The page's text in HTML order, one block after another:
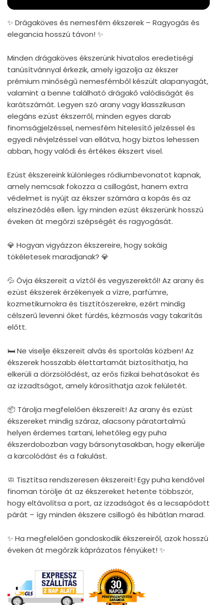
✨ Drágaköves és nemesfém ékszerek – Ragyogás és
elegancia hosszú távon! ✨
Minden drágaköves ékszerünk hivatalos eredetiségi
tanúsítvánnyal érkezik, amely igazolja az ékszer
prémium minőségű nemesfémből készült alapanyagát,
valamint a benne található drágakő valódiságát és
karátszámát. Legyen szó arany vagy klasszikusan
elegáns ezüst ékszerről, minden egyes darab
finomságjelzéssel, nemesfém hitelesítő jelzéssel és
egyedi névjelzéssel van ellátva, hogy biztos lehessen
abban, hogy valódi és értékes ékszert visel.
Ezüst ékszereink különleges ródiumbevonatot kapnak,
amely nemcsak fokozza a csillogást, hanem extra
védelmet is nyújt az ékszer számára a kopás és az
elszíneződés ellen. Így minden ezüst ékszerünk hosszú
éveken át megőrzi szépségét és ragyogását.
💎 Hogyan vigyázzon ékszereire, hogy sokáig
tökéletesek maradjanak? 💎
💦 Óvja ékszereit a víztől és vegyszerektől! Az arany és
ezüst ékszerek érzékenyek a vízre, parfümre,
kozmetikumokra és tisztítószerekre, ezért mindig
célszerű levenni őket fürdés, kézmosás vagy takarítás
előtt.
🛏 Ne viselje ékszereit alvás és sportolás közben! Az
ékszerek hosszabb élettartamát biztosíthatja, ha
elkerüli a dörzsölődést, az erős fizikai behatásokat és
az izzadtságot, amely károsíthatja azok felületét.
📦 Tárolja megfelelően ékszereit! Az arany és ezüst
ékszereket mindig száraz, alacsony páratartalmú
helyen érdemes tartani, lehetőleg egy puha
ékszerdobozban vagy bársonytasakban, hogy elkerülje
a karcolódást és a fakulást.
🧼 Tisztítsa rendszeresen ékszereit! Egy puha kendővel
finoman törölje át az ékszereket hetente többször,
hogy eltávolítsa a port, az izzadságot és a lecsapódott
párát – így minden ékszere csillogó és hibátlan marad.
✨ Ha megfelelően gondoskodik ékszereiről, azok hosszú
éveken át megőrzik káprázatos fényüket! ✨